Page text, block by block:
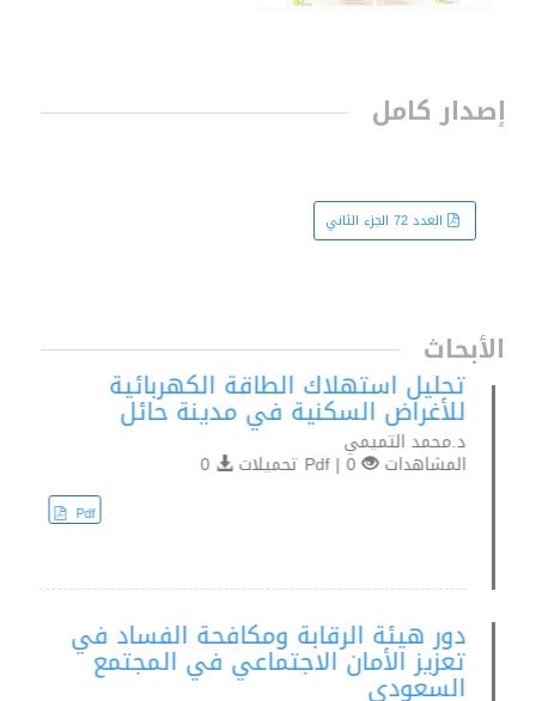
إصدار كامل
العدد 72 الجزء الثاني
الأبحاث
تحليل استهلاك الطاقة الكهربائية
للأغراض السكنية في مدينة حائل
د.محمد التميمي
المشاهدات 0 | Pdf تحميلات
Pdf
دور هيئة الرقابة ومكافحة الفساد في
تعزيز الأمان الاجتماعي في المجتمع
السعودي